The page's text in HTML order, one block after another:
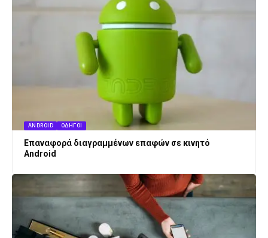
ANDROID ΟΔΗΓΟΊ
Επαναφορά διαγραμμένων επαφών σε κινητό
Android